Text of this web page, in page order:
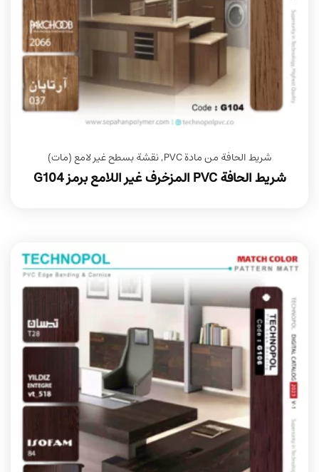
شريط الحافة من مادة PVC ,نقشة بسطح غير لامع (مات)
شريط الحافة PVC المزخرف غير اللامع برمز G104